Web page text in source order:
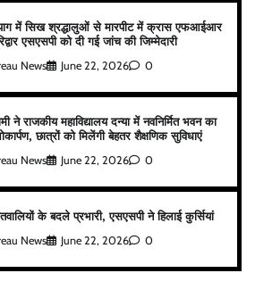
में सिख श्रद्धालुओं से मारपीट में क्रास एफआईआर
एसएसपी को दी गई जांच की जिम्मेदारी
News June 22, 2026 0
ने राजकीय महाविद्यालय दन्या में नवनिर्मित भवन का
छात्रों को मिलेंगी बेहतर शैक्षणिक सुविधाएं
News June 22, 2026 0
के बदले प्रभारी, एसएसपी ने हिलाई कुर्सियां
News June 22, 2026 0